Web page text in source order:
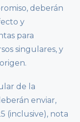
deberán
y
para
singulares, y
de la
enviar,
(inclusive), nota